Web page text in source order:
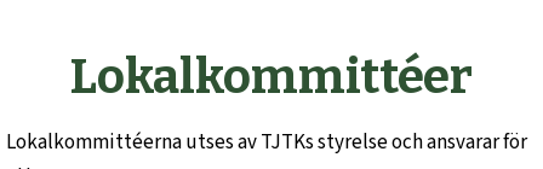
Lokalkommittéer
Lokalkommittéerna utses av TJTKs styrelse och ansvarar för